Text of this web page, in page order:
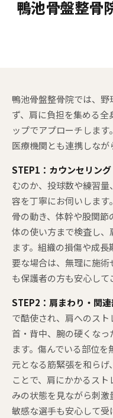
鴨池骨盤整骨
鴨池骨盤整骨院では、
ず、肩に負担を集める
ップでアプローチします
医療機関とも連携しなが
STEP1：カウンセリング
むのか、投球数や練習
容を丁寧にお伺いしま
骨の動き、体幹や股関
体の使い方まで検査し
ます。組織の損傷や成
要な場合は、無理に施
も保護者の方も安心して
STEP2：肩まわり・関
で酷使され、肩へのス
首・背中、腕の硬くな
ます。傷んでいる部位
元となる筋緊張を和ら
ことで、肩にかかるス
みの状態を見ながら刺
敏感な選手も安心して